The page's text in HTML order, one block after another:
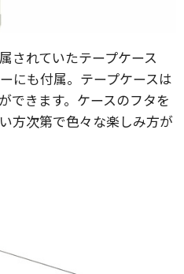
されていたテープケース
にも付属。テープケースは
できます。ケースのフタを
方次第で色々な楽しみ方が